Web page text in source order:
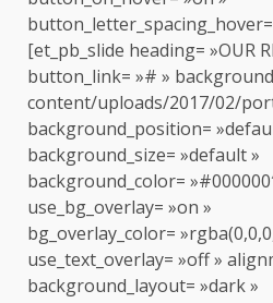
[et_pb_slide heading= »OUR
button_link= »# »
content/uploads/2017/02/
background_position=
background_size= »default »
background_color=
use_bg_overlay= »on »
bg_overlay_color=
use_text_overlay= »off »
background_layout= »dark »